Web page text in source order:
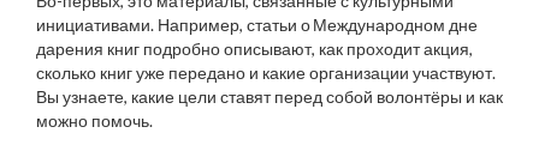
инициативами. Например, статьи о Международном дне
дарения книг подробно описывают, как проходит акция,
сколько книг уже передано и какие организации участвуют.
Вы узнаете, какие цели ставят перед собой волонтёры и как
можно помочь.